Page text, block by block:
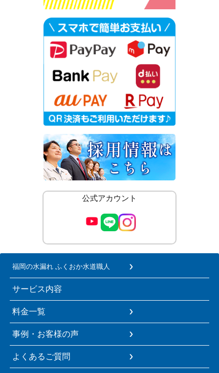
公式アカウント
福岡の水漏れ ふくおか水道職人
サービス内容
料金一覧
事例・お客様の声
よくあるご質問